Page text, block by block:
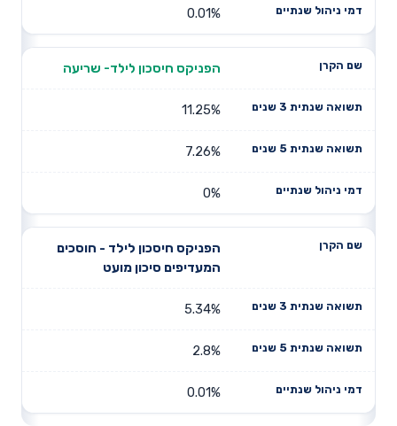
0.01%
הפניקס חיסכון לילד- שריעה
11.25%
7.26%
0%
הפניקס חיסכון לילד - חוסכים
המעדיפים סיכון מועט
5.34%
2.8%
0.01%